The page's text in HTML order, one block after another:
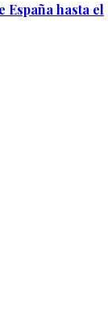
hasta el